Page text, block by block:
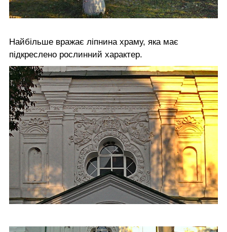
Найбільше вражає ліпнина храму, яка має
підкреслено рослинний характер.